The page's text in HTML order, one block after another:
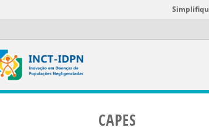
CAPES